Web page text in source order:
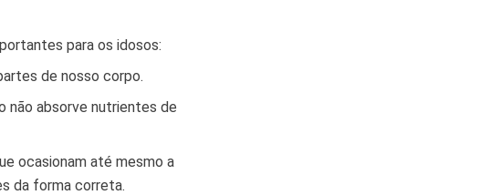
para os idosos:
de nosso corpo.
não absorve nutrientes de
ocasionam até mesmo a
da forma correta.